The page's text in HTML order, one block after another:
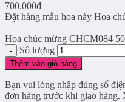
700.000₫
Đặt hàng mẫu hoa này Hoa
Hoa chúc mừng CHCM084
Số lượng
Thêm vào giỏ hàng
Bạn vui lòng nhập đúng số
đơn hàng trước khi giao hàng.